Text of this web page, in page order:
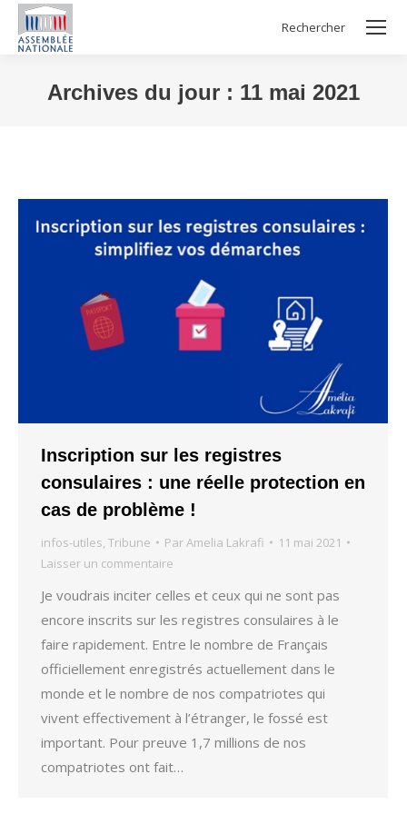
Search:
Rechercher
Archives du jour : 11 mai 2021
Inscription sur les registres
consulaires : une réelle protection en
cas de problème !
infos-utiles, Tribune ParAmelia Lakrafi
11 mai 2021
Laisser un commentaire
Je voudrais inciter celles et ceux qui ne sont pas
encore inscrits sur les registres consulaires à le
faire rapidement. Entre le nombre de Français
officiellement enregistrés actuellement dans le
monde et le nombre de nos compatriotes qui
vivent effectivement à l’étranger, le fossé est
important. Pour preuve 1,7 millions de nos
compatriotes ont fait…